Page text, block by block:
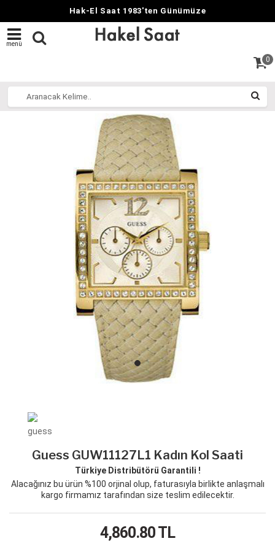
Hak-El Saat 1983'ten Günümüze
menü
0
Guess GUW11127L1 Kadın Kol Saati
Türkiye Distribütörü Garantili !
Alacağınız bu ürün %100 orjinal olup, faturasıyla birlikte anlaşmalı
kargo firmamız tarafından size teslim edilecektir.
4,860.80TL